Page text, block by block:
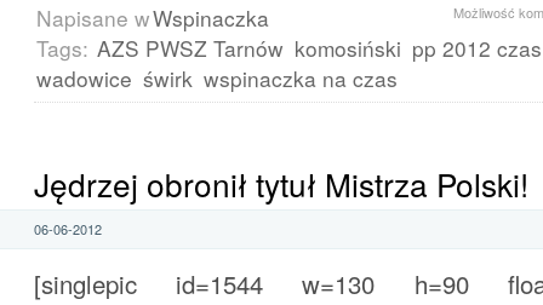
Możliwość
Napisane wWspinaczka
Tags: AZS PWSZ Tarnów komosiński pp 2012 czas
wadowice świrk wspinaczka na czas
Jędrzej obronił tytuł Mistrza Polski!
06-06-2012
[singlepic id=1544 w=130 h=90